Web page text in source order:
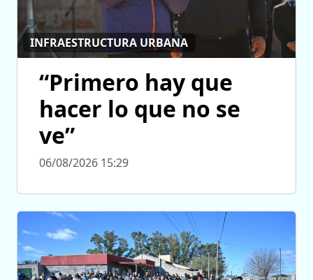
INFRAESTRUCTURA URBANA
“Primero hay que
hacer lo que no se
ve”
06/08/2026 15:29